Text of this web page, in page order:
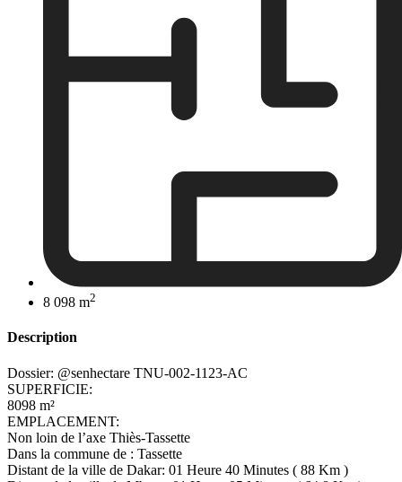
8 098 m2
Description
Dossier: @senhectare TNU-002-1123-AC
SUPERFICIE:
8098 m²
EMPLACEMENT:
Non loin de l’axe Thiès-Tassette
Dans la commune de : Tassette
Distant de la ville de Dakar: 01 Heure 40 Minutes ( 88 Km )